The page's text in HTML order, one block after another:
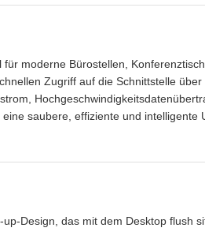
moderne Bürostellen,
Zugriff auf die Schnittstelle
saubere, effiziente und intelligente
Design, das mit dem Desktop flush